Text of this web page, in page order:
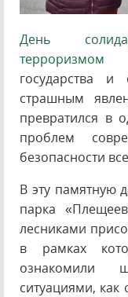
День
терроризмом
государства
страшным
превратился в
проблем
безопасности
В эту памятную
парка
лесниками
в рамках
ознакомили
ситуациями, как